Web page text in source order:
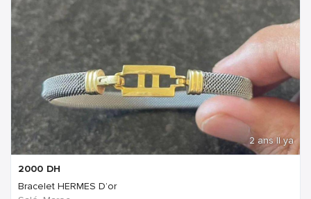
2 ans Il ya
2000 DH
Bracelet HERMES D’or